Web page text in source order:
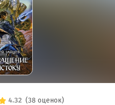
4.32 (38 оценок)